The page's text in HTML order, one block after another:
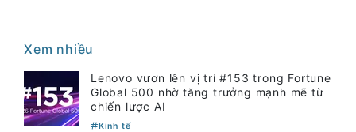
Xem nhiều
Lenovo vươn lên vị trí #153 trong Fortune
Global 500 nhờ tăng trưởng mạnh mẽ từ
chiến lược AI
Kinh tế